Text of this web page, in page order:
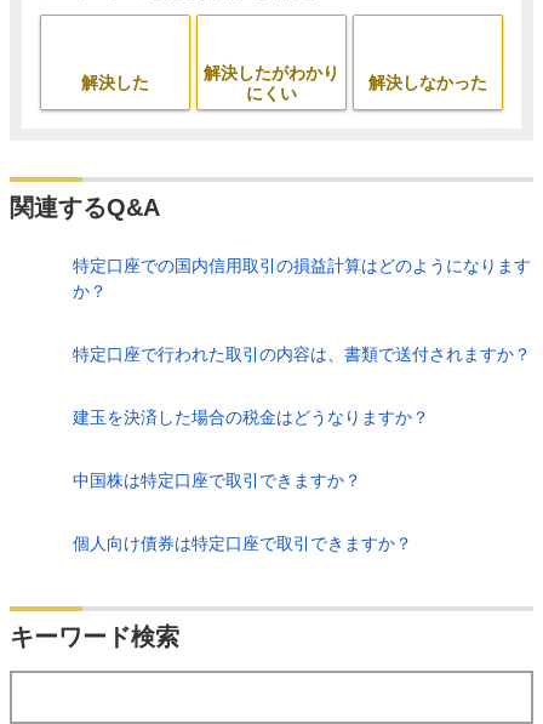
解決した
解決したがわかり
にくい
解決しなかった
関連するQ&A
特定口座での国内信用取引の損益計算はどのようになります
か？
特定口座で行われた取引の内容は、書類で送付されますか？
建玉を決済した場合の税金はどうなりますか？
中国株は特定口座で取引できますか？
個人向け債券は特定口座で取引できますか？
キーワード検索